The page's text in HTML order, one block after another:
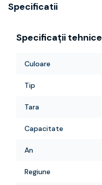
Specificatii
Specificații tehnice
Culoare
Tip
Tara
Capacitate
An
Regiune